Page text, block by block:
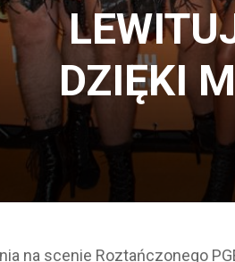
DZIĘKI
na scenie Roztańczonego